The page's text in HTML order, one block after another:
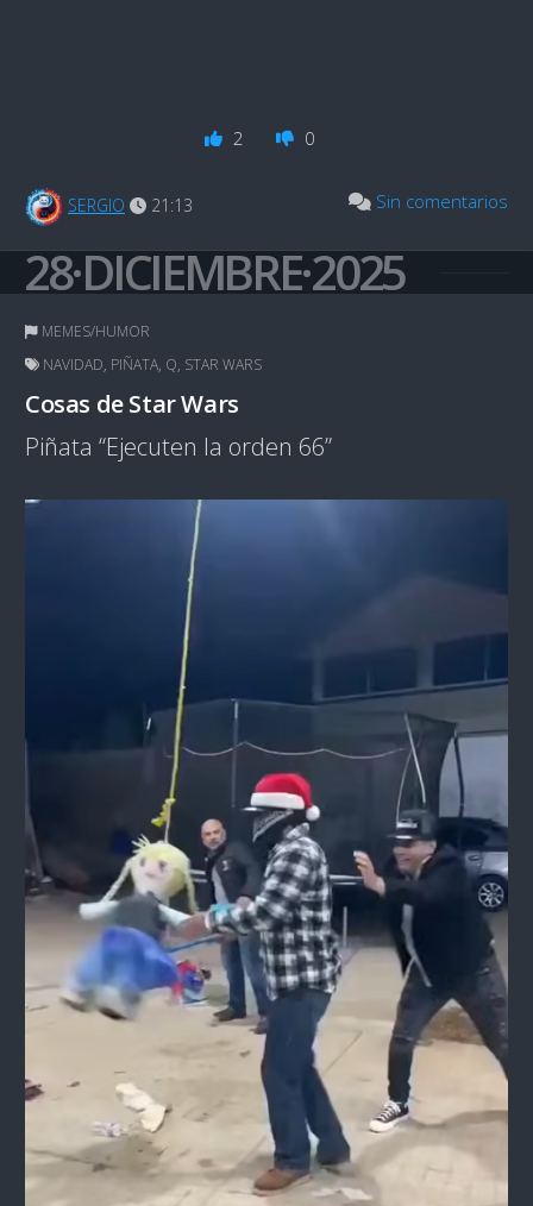
2 0
SERGIO 21:13 Sin comentarios
28·DICIEMBRE·2025
MEMES/HUMOR
NAVIDAD, PIÑATA, Q, STAR WARS
Cosas de Star Wars
Piñata “Ejecuten la orden 66”